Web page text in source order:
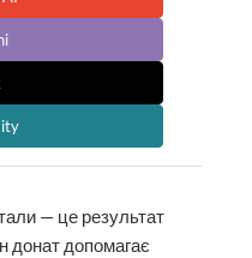
— це результат
донат допомагає